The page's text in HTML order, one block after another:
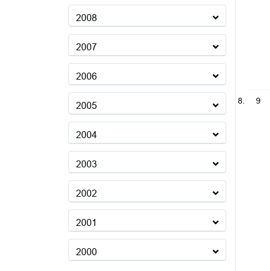
2008
2007
2006
2005
2004
2003
2002
2001
2000
9